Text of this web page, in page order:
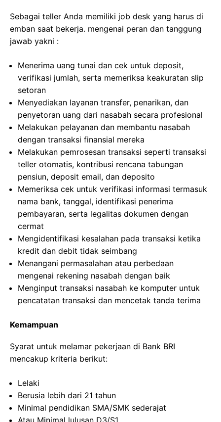
Sebagai teller Anda memiliki job desk yang harus di
emban saat bekerja. mengenai peran dan tanggung
jawab yakni :
Menerima uang tunai dan cek untuk deposit,
verifikasi jumlah, serta memeriksa keakuratan slip
setoran
Menyediakan layanan transfer, penarikan, dan
penyetoran uang dari nasabah secara profesional
Melakukan pelayanan dan membantu nasabah
dengan transaksi finansial mereka
Melakukan pemrosesan transaksi seperti transaksi
teller otomatis, kontribusi rencana tabungan
pensiun, deposit email, dan deposito
Memeriksa cek untuk verifikasi informasi termasuk
nama bank, tanggal, identifikasi penerima
pembayaran, serta legalitas dokumen dengan
cermat
Mengidentifikasi kesalahan pada transaksi ketika
kredit dan debit tidak seimbang
Menangani permasalahan atau perbedaan
mengenai rekening nasabah dengan baik
Menginput transaksi nasabah ke komputer untuk
pencatatan transaksi dan mencetak tanda terima
Kemampuan
Syarat untuk melamar pekerjaan di Bank BRI
mencakup kriteria berikut:
Lelaki
Berusia lebih dari 21 tahun
Minimal pendidikan SMA/SMK sederajat
Atau Minimal lulusan D3/S1